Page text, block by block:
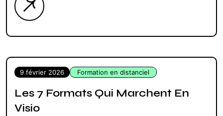
9 février 2026 Formation en distanciel
Les 7 Formats Qui Marchent En
Visio